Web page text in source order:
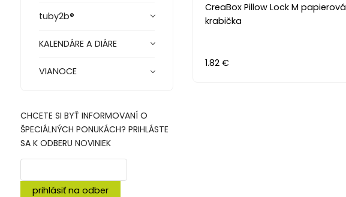
tuby2b®
KALENDÁRE A DIÁRE
VIANOCE
CHCETE SI BYŤ INFORMOVANÍ O
ŠPECIÁLNÝCH PONUKÁCH? PRIHLÁSTE
SA K ODBERU NOVINIEK
prihlásiť na odber
CreaBox Pillow Lock M papierová
krabička
1.82 €